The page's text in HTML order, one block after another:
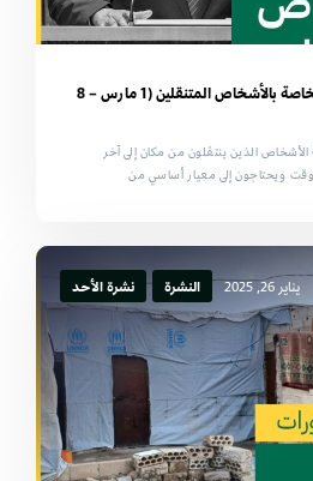
الأحداث والتطورات الخاصة بالأشخاص المتنقلين (1 مارس – 8
الذين ينتقلون من مكان إلى آخر
ويحتاجون إلى معيار أساسي من
يناير 26, 2025 النشرة نشرة الأحد